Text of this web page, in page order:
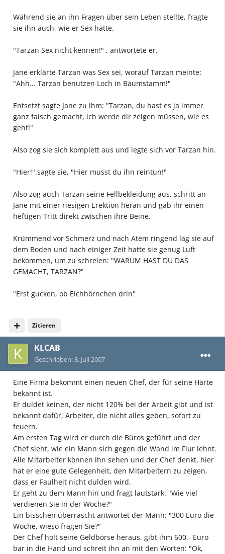
Während sie an ihn Fragen über sein Leben stellte, fragte
sie ihn auch, wie er Sex hatte.
"Tarzan Sex nicht kennen!" , antwortete er.
Jane erklärte Tarzan was Sex sei, worauf Tarzan meinte:
"Ahh... Tarzan benutzen Loch in Baumstamm!"
Entsetzt sagte Jane zu ihm: "Tarzan, du hast es ja immer
ganz falsch gemacht, ich werde dir zeigen müssen, wie es
geht!"
Also zog sie sich komplett aus und legte sich vor Tarzan hin.
"Hier!",sagte sie, "Hier musst du ihn reintun!"
Also zog auch Tarzan seine Fellbekleidung aus, schritt an
Jane mit einer riesigen Erektion heran und gab ihr einen
heftigen Tritt direkt zwischen ihre Beine.
Krümmend vor Schmerz und nach Atem ringend lag sie auf
dem Boden und nach einiger Zeit hatte sie genug Luft
bekommen, um zu schreien: "WARUM HAST DU DAS
GEMACHT, TARZAN?"
"Erst gucken, ob Eichhörnchen drin"
Zitieren
KLCAB
Geschrieben:8. Juli 2007
Eine Firma bekommt einen neuen Chef, der für seine Härte
bekannt ist.
Er duldet keinen, der nicht 120% bei der Arbeit gibt und ist
bekannt dafür, Arbeiter, die nicht alles geben, sofort zu
feuern.
Am ersten Tag wird er durch die Büros geführt und der
Chef sieht, wie ein Mann sich gegen die Wand im Flur lehnt.
Alle Mitarbeiter können ihn sehen und der Chef denkt, hier
hat er eine gute Gelegenheit, den Mitarbeitern zu zeigen,
dass er Faulheit nicht dulden wird.
Er geht zu dem Mann hin und fragt lautstark: "Wie viel
verdienen Sie in der Woche?"
Ein bisschen überrascht antwortet der Mann: "300 Euro die
Woche, wieso fragen Sie?"
Der Chef holt seine Geldbörse heraus, gibt ihm 600,- Euro
bar in die Hand und schreit ihn an mit den Worten: "Ok,